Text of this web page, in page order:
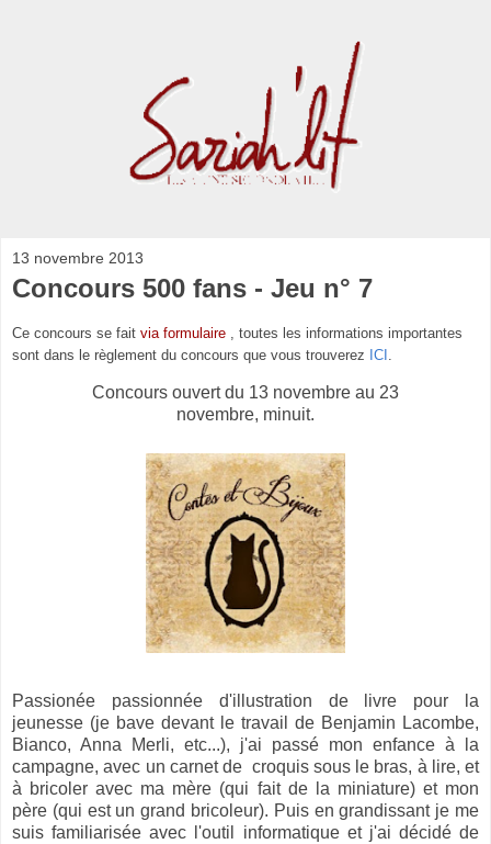
13 novembre 2013
Concours 500 fans - Jeu n° 7
Ce concours se fait via formulaire
, toutes les informations importantes
sont dans le règlement du concours que vous trouverez ICI
Concours ouvert du 13 novembre au 23
novembre, minuit.
Passionée passionnée d'illustration de livre pour la
jeunesse (je bave devant le travail de Benjamin Lacombe,
Bianco, Anna Merli, etc...), j'ai passé mon enfance à la
campagne, avec un carnet de croquis sous le bras, à lire, et
à bricoler avec ma mère (qui fait de la miniature) et mon
père (qui est un grand bricoleur). Puis en grandissant je me
suis familiarisée avec l'outil informatique et j'ai décidé de